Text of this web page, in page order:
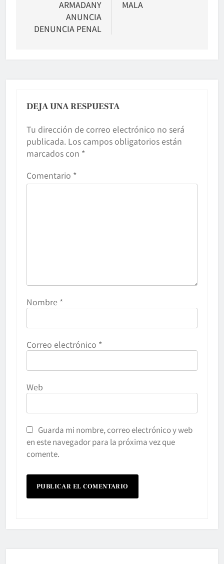
ARMADANY
ANUNCIA
DENUNCIA PENAL
MALA
DEJA UNA RESPUESTA
Tu dirección de correo electrónico no será
publicada. Los campos obligatorios están
marcados con *
Comentario *
Nombre *
Correo electrónico *
Web
Guarda mi nombre, correo electrónico y web
en este navegador para la próxima vez que
comente.